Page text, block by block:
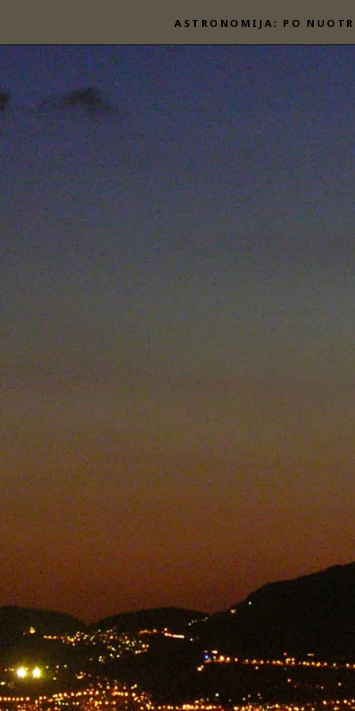
turinio
ASTRONOMIJA: PO